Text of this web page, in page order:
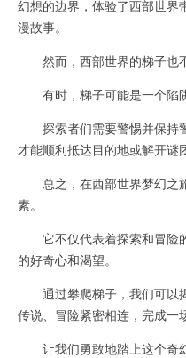
幻想的边界，体验了西部世界
漫故事。
然而，西部世界的梯子也不
有时，梯子可能是一个陷阱
探索者们需要警惕并保持
才能顺利抵达目的地或解开谜
总之，在西部世界梦幻之
素。
它不仅代表着探索和冒险
的好奇心和渴望。
通过攀爬梯子，我们可以揭
传说、冒险紧密相连，完成一
让我们勇敢地踏上这个奇